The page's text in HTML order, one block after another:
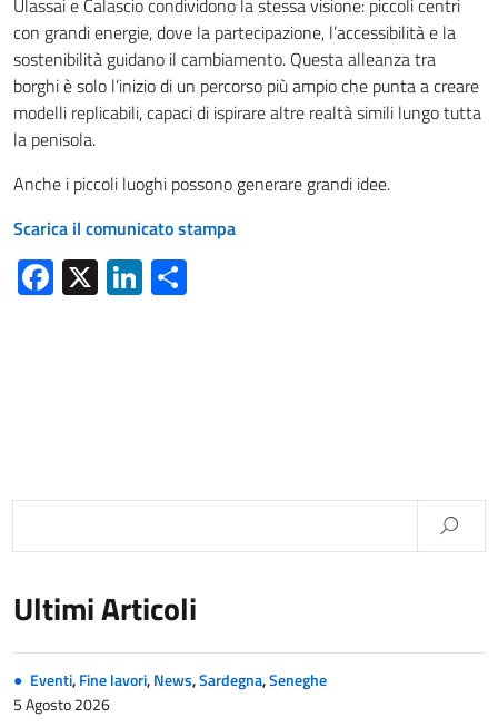
Ulassai e Calascio condividono la stessa visione: piccoli centri
con grandi energie, dove la partecipazione, l’accessibilità e la
sostenibilità guidano il cambiamento. Questa alleanza tra
borghi è solo l’inizio di un percorso più ampio che punta a creare
modelli replicabili, capaci di ispirare altre realtà simili lungo tutta
la penisola.
Anche i piccoli luoghi possono generare grandi idee.
Scarica il comunicato stampa
Facebook
X LinkedIn
Ultimi Articoli
Eventi,Fine lavori,News,Sardegna,Seneghe
5 Agosto 2026